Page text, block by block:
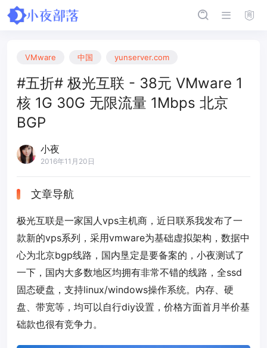
VMware 中国 yunserver.com
#五折# 极光互联 - 38元 VMware 1
核 1G 30G 无限流量 1Mbps 北京
BGP
小夜
2016年11月20日
文章导航
极光互联是一家国人vps主机商，近日联系我发布了一
款新的vps系列，采用vmware为基础虚拟架构，数据中
心为北京bgp线路，国内垦定是要备案的，小夜测试了
一下，国内大多数地区均拥有非常不错的线路，全ssd
固态硬盘，支持linux/windows操作系统。内存、硬
盘、带宽等，均可以自行diy设置，价格方面首月半价基
础款也很有竞争力。